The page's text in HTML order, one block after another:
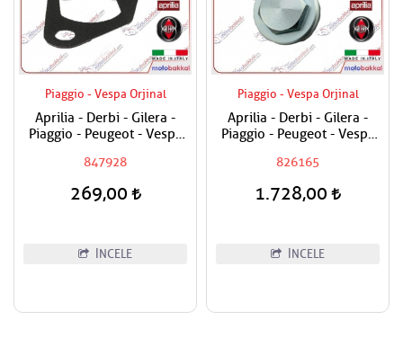
Piaggio - Vespa Orjinal
Aprilia - Derbi - Gilera -
Piaggio - Peugeot - Vespa
- 350 - 400 - 500 - 800
Egzantrik Gergi Contasi
847928
269,00
İNCELE
Piaggio - Vespa Orjinal
Aprilia - Derbi - Gilera -
Piaggio - Peugeot - Vespa
- 300 - 400 - 500 - 800 Yağ
Tapası
826165
1.728,00
İNCELE